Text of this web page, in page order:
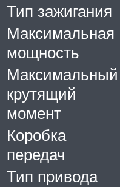
Тип зажигания
Максимальная
мощность
Максимальный
крутящий
момент
Коробка
передач
Тип привода